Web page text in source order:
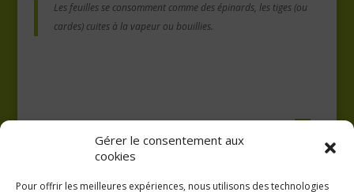
Gérer le consentement aux
cookies
Pour offrir les meilleures expériences, nous utilisons des technologies
Lesfeuilles se consomment comme des épinards, les tiges (ou
cardes) cuites à la vapeur ou bouillies.